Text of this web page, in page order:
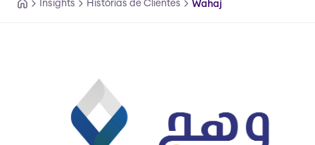
Insights Histórias de Clientes Wahaj